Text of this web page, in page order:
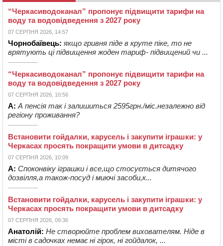
“Черкасиводоканал” пропонує підвищити тарифи на
воду та водовідведення з 2027 року
07 СЕРПНЯ 2026, 14:57
Чорнобаївець: якщо гривня піде в круте піке, то не
врятують ці підвищення жоден тариф- підвищений чи ...
“Черкасиводоканал” пропонує підвищити тарифи на
воду та водовідведення з 2027 року
07 СЕРПНЯ 2026, 10:56
А: А пенсія так і залишиться 2595грн./міс.незалежно від
регіону проживання?
Встановити гойдалки, карусель і закупити іграшки: у
Черкасах просять покращити умови в дитсадку
07 СЕРПНЯ 2026, 10:09
А: Споконвіку іграшки і все,що стосується дитячого
дозвілля,а також-посуд і миючі засоби,к...
Встановити гойдалки, карусель і закупити іграшки: у
Черкасах просять покращити умови в дитсадку
07 СЕРПНЯ 2026, 09:36
Анатолій: Не створюйте проблем вихователям. Ніде в
місті в садочках немає ні гірок, ні гойдалок, ...